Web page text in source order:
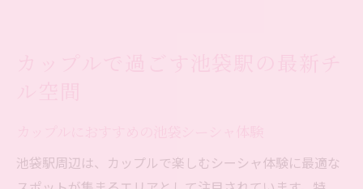
池袋駅周辺は、カップルで楽しむシーシャ体験に最適な